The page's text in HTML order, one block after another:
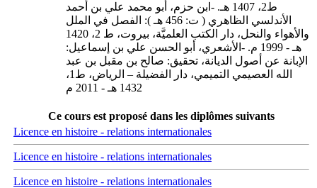
ط2، 1407 هـ. -ابن حزم، أبو محمد علي بن أحمد
الأندلسي الظاهري ( ت: 456 هـ ): الفصل في الملل
والأهواء والنحل، دار الكتب العلميَّة، بيروت، ط 2، 1420
هـ - 1999 م. -الأشعري، أبو الحسن علي بن إسماعيل:
الإبانة عن أصول الديانة، تحقيق: صالح بن مقبل بن عبد
الله العصيمي التميمي، دار الفضيلة – الرياض، ط1،
1432 هـ - 2011 م
Ce cours est proposé dans les diplômes suivants
Licence en histoire - relations internationales
Licence en histoire - relations internationales
Licence en histoire - relations internationales